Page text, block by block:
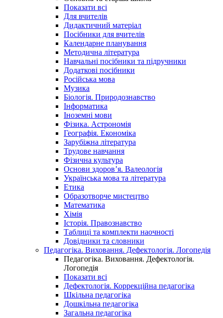
Показати всі
Для вчителів
Дидактичний матеріал
Посібники для вчителів
Календарне планування
Методична література
Навчальні посібники та підручники
Додаткові посібники
Російська мова
Музика
Біологія. Природознавство
Інформатика
Іноземні мови
Фізика. Астрономія
Географія. Економіка
Зарубіжна література
Трудове навчання
Фізична культура
Основи здоров’я. Валеологія
Українська мова та література
Етика
Образотворче мистецтво
Математика
Хімія
Історія. Правознавство
Таблиці та комплекти наочності
Довідники та словники
Педагогіка. Виховання. Дефектологія. Логопедія
Педагогіка. Виховання. Дефектологія.
Логопедія
Показати всі
Дефектологія. Коррекційна педагогіка
Шкільна педагогіка
Дошкільна педагогіка
Загальна педагогіка